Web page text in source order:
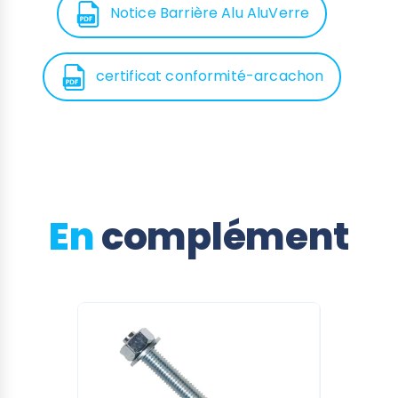
Trois dimensions pour les barrières piscine
verre et aluminium Arcachon
Il est possible de tailler sur mesure les panneaux
verre et aluminium de 1,5 m et 2 m
(contrairement à ceux de 1 m).
entre 1,01 et 1,5 m)
Longueur : 2 m, hauteur : 1,22 m (recoupable
différentes, ainsi que les rainures des poteaux
permettent la fermeture de piscines au format
standard, ainsi que de celles à des formats
Notice Barrière Alu AluVerre
certificat conformité-arcachon
Encomplément